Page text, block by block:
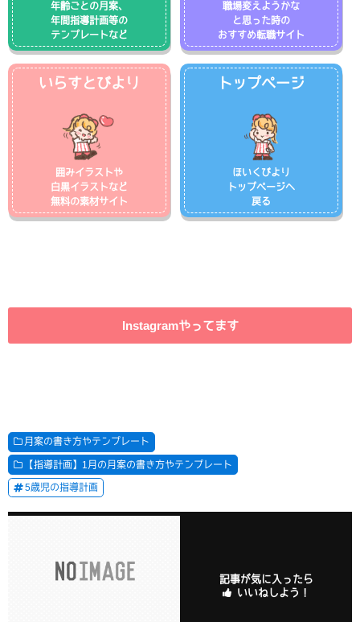
年齢ごとの月案、
年間指導計画等の
テンプレートなど
職場変えようかな
と思った時の
おすすめ転職サイト
いらすとびより
囲みイラストや
白黒イラストなど
無料の素材サイト
トップページ
ほいくびより
トップページへ
戻る
Instagramやってます
月案の書き方やテンプレート
【指導計画】1月の月案の書き方やテンプレート
5歳児の指導計画
記事が気に入ったら
いいねしよう！